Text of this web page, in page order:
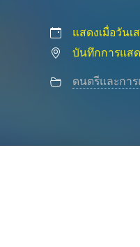
แสดงเมื่อวันเ
บันทึกการแส
ดนตรีและกา